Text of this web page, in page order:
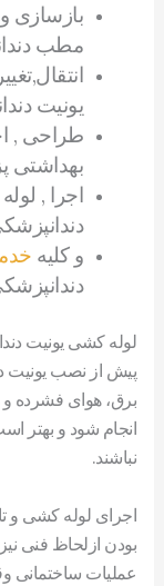
بازسازی
مطب
یونیت
طراحی ,
بهداشتی
اجرا ,
و کلیه
لوله کشی یونیت
پیش از نصب یونیت
برق، هوای فشرده
انجام شود و بهتر
نباشند.
اجرای لوله کشی و
بودن ازلحاظ فنی نیز
عملیات ساختمانی